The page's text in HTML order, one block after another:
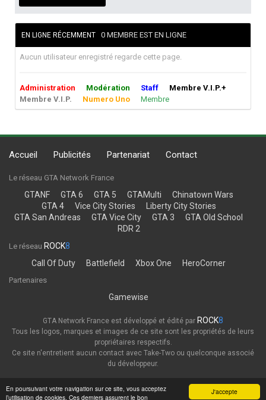
J'accepte
En poursuivant votre navigation sur ce site, vous acceptez
l’utilisation de cookies. Ces derniers assurent le bon
EN LIGNE RÉCEMMENT 0 MEMBRE EST EN LIGNE
Aucun utilisateur enregistré regarde cette page.
Administration Modération Staff
Membre V.I.P.+
Membre V.I.P.
Numero Uno Membre
Accueil Publicités Partenariat Contact
Le réseau GTA Network France
GTANF GTA 6 GTA 5 GTAMulti
Chinatown Wars
GTA 4
Vice City Stories
Liberty City Stories
GTA San Andreas
GTA Vice City GTA 3
GTA Old School
RDR 2
Le réseau ROCK8
Call Of Duty
Battlefield Xbox One HeroCorner
Partenaires
Gamewise
GTA Network France est développé et édité par ROCK8
Tous les logos, marques et images de ce site sont les propriétés de leurs
propriétaires respectifs.
Ce site n'entretient aucun contact avec Take-Two ou quelconque associé
du développeur.
Thème Politique de confidentialité